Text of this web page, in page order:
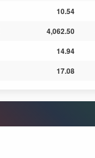
10.54
4,062.50
14.94
17.08